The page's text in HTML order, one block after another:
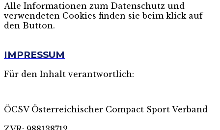
Alle Informationen zum Datenschutz und
verwendeten Cookies finden sie beim klick auf
den Button.
IMPRESSUM
Für den Inhalt verantwortlich:
ÖCSV Österreichischer Compact Sport Verband